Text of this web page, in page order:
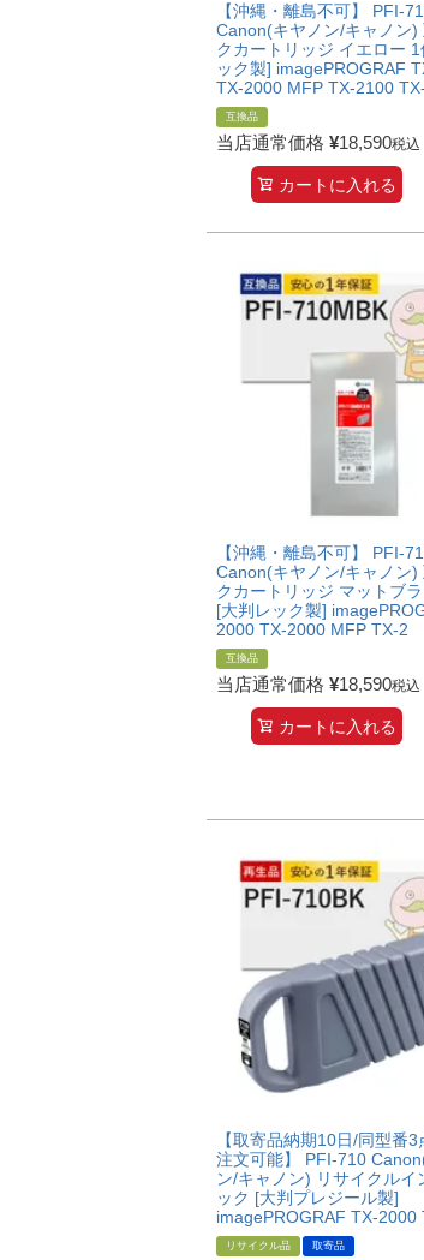
【沖縄・離島不可】 PFI-
Canon(キヤノン/キャノン)
クカートリッジ イエロー 1
ック製] imagePROGRAF
TX-2000 MFP TX-2100
互換品
当店通常価格 ¥18,590税込
カートに入れる
【沖縄・離島不可】 PFI-
Canon(キヤノン/キャノン)
クカートリッジ マットブ
[大判レック製]
2000 TX-2000 MFP TX-2
互換品
当店通常価格 ¥18,590税込
カートに入れる
【取寄品納期10日/同型番
注文可能】 PFI-710
ン/キャノン) リサイクルイ
ック [大判プレジール製]
imagePROGRAF TX-2000
リサイクル品 取寄品